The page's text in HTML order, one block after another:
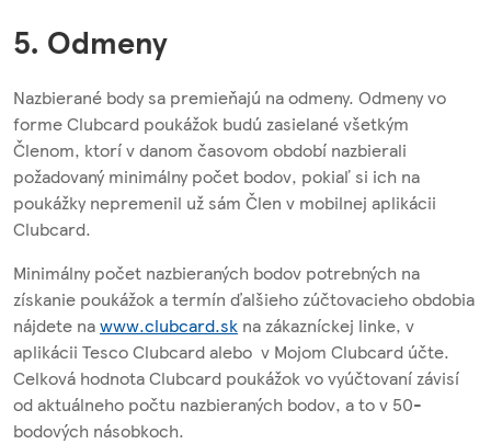
5. Odmeny
Nazbierané body sa premieňajú na odmeny. Odmeny vo
forme Clubcard poukážok budú zasielané všetkým
Členom, ktorí v danom časovom období nazbierali
požadovaný minimálny počet bodov, pokiaľ si ich na
poukážky nepremenil už sám Člen v mobilnej aplikácii
Clubcard.
Minimálny počet nazbieraných bodov potrebných na
získanie poukážok a termín ďalšieho zúčtovacieho obdobia
nájdete nawww.clubcard.sk na zákazníckej linke, v
aplikácii Tesco Clubcard alebo v Mojom Clubcard účte.
Celková hodnota Clubcard poukážok vo vyúčtovaní závisí
od aktuálneho počtu nazbieraných bodov, a to v 50-
bodových násobkoch.